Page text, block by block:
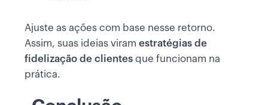
Ajuste as ações com base nesse retorno.
Assim, suas ideias viram estratégias de
fidelização de clientes que funcionam na
prática.